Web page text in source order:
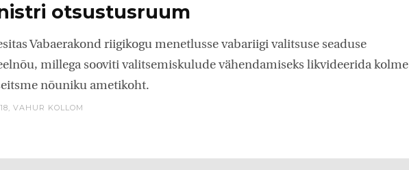
otsustusruum
Vabaerakond riigikogu menetlusse vabariigi valitsuse seaduse
millega sooviti valitsemiskulude vähendamiseks likvideerida kolme
nõuniku ametikoht.
VAHUR KOLLOM